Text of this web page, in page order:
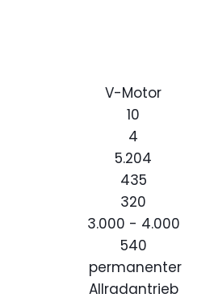
V-Motor
10
4
5.204
435
320
3.000 - 4.000
540
permanenter
Allradantrieb